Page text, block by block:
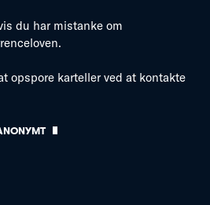
du har mistanke om
opspore karteller ved at kontakte